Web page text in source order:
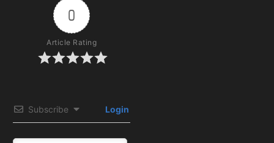
0
Article Rating
Subscribe Login